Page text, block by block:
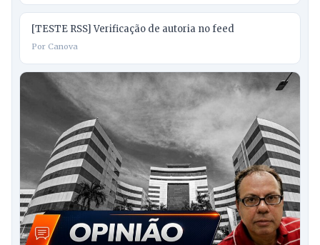
[TESTE RSS] Verificação de autoria no feed
Por Canova